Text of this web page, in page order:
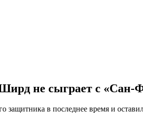
не сыграет с «Сан-
защитника в последнее время и